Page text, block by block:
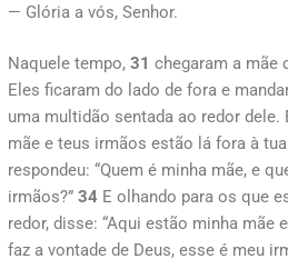
— Glória a vós, Senhor.
Naquele tempo, 31 chegaram a mãe
Eles ficaram do lado de fora e
uma multidão sentada ao redor dele.
mãe e teus irmãos estão lá fora à tua
respondeu: “Quem é minha mãe, e
irmãos?” 34 E olhando para os que
redor, disse: “Aqui estão minha mãe
faz a vontade de Deus, esse é meu